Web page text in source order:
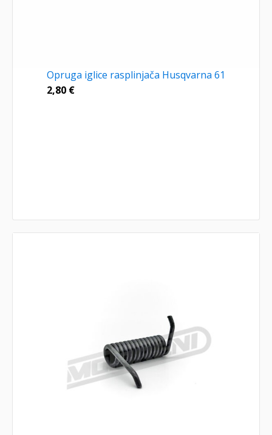
Opruga iglice rasplinjača Husqvarna 61
2,80 €